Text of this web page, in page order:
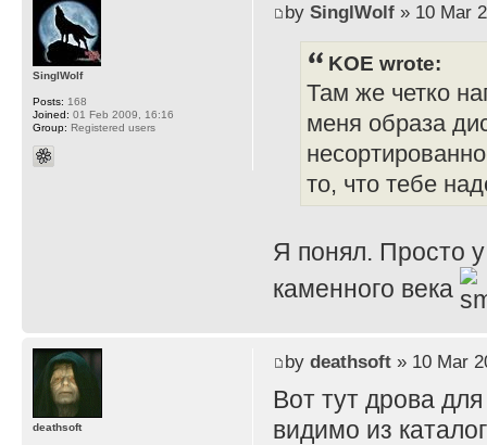
by SinglWolf» 10 Mar
KOE wrote:
Там же четко
меня образа
то, что тебе
Я понял. Просто
каменного века
SinglWolf
Posts: 168
Joined: 01 Feb 2009, 16:16
Group: Registered users
by deathsoft» 10 Mar
Вот тут дрова
видимо из
deathsoft